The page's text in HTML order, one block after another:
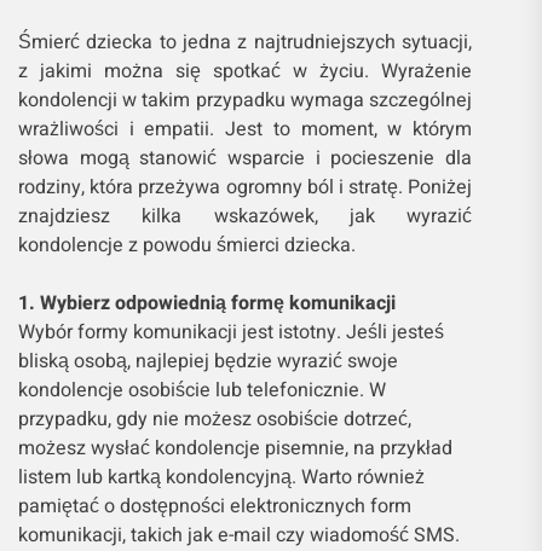
Śmierć dziecka to jedna z najtrudniejszych sytuacji,
z jakimi można się spotkać w życiu. Wyrażenie
kondolencji w takim przypadku wymaga szczególnej
wrażliwości i empatii. Jest to moment, w którym
słowa mogą stanowić wsparcie i pocieszenie dla
rodziny, która przeżywa ogromny ból i stratę. Poniżej
znajdziesz kilka wskazówek, jak wyrazić
kondolencje z powodu śmierci dziecka.
1. Wybierz odpowiednią formę komunikacji
Wybór formy komunikacji jest istotny. Jeśli jesteś
bliską osobą, najlepiej będzie wyrazić swoje
kondolencje osobiście lub telefonicznie. W
przypadku, gdy nie możesz osobiście dotrzeć,
możesz wysłać kondolencje pisemnie, na przykład
listem lub kartką kondolencyjną. Warto również
pamiętać o dostępności elektronicznych form
komunikacji, takich jak e-mail czy wiadomość SMS.